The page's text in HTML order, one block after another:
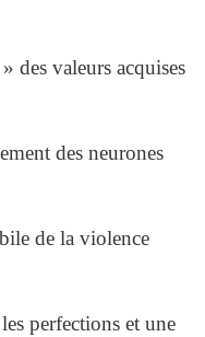
des valeurs acquises
des neurones
de la violence
perfections et une